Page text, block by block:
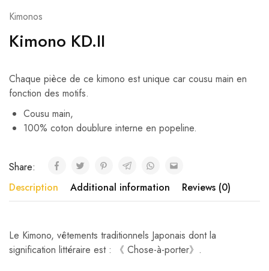
Kimonos
Kimono KD.II
Chaque pièce de ce kimono est unique car cousu main en
fonction des motifs.
Cousu main,
100% coton doublure interne en popeline.
Share:
Description
Additional information Reviews (0)
Le Kimono, vêtements traditionnels Japonais dont la
signification littéraire est : 《 Chose-à-porter》.